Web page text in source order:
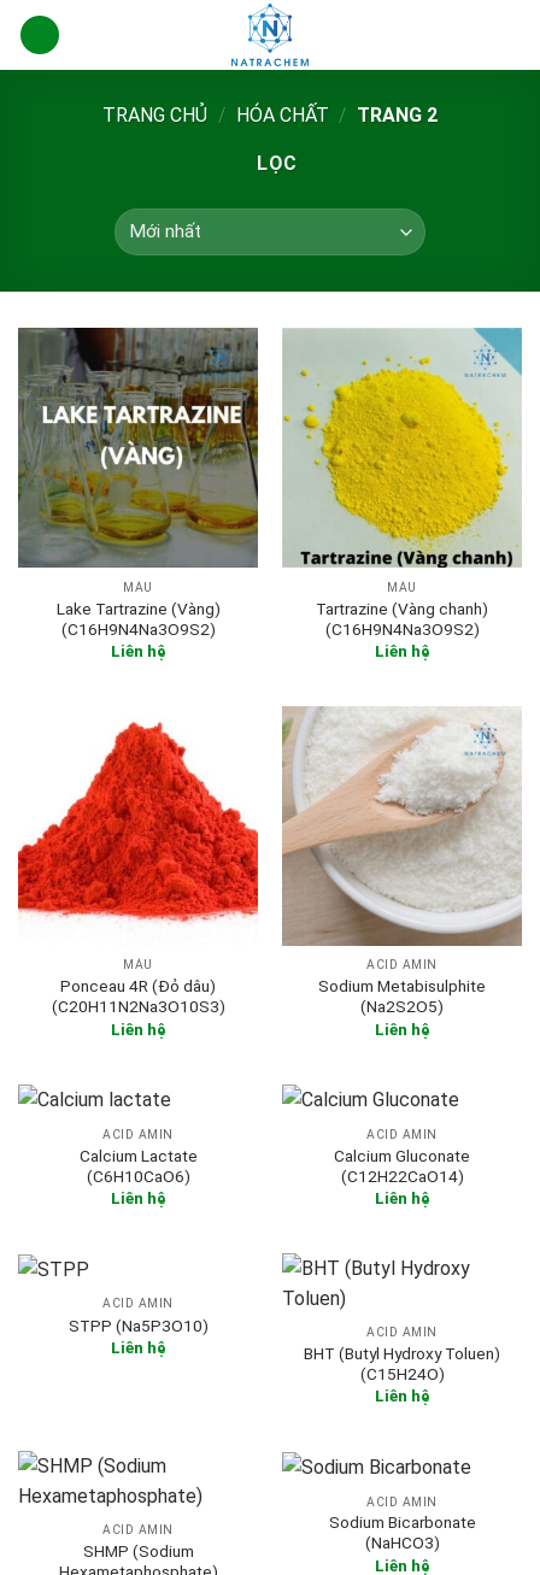
Skip
content
TRANG CHỦ / HÓA CHẤT / TRANG 2
LỌC
MÀU
Lake Tartrazine (Vàng)
(C16H9N4Na3O9S2)
Liên hệ
MÀU
Tartrazine (Vàng chanh)
(C16H9N4Na3O9S2)
Liên hệ
MÀU
Ponceau 4R (Đỏ dâu)
(C20H11N2Na3O10S3)
Liên hệ
ACID AMIN
Sodium Metabisulphite
(Na2S2O5)
Liên hệ
ACID AMIN
Calcium Lactate
(C6H10CaO6)
Liên hệ
ACID AMIN
Calcium Gluconate
(C12H22CaO14)
Liên hệ
ACID AMIN
STPP (Na5P3O10)
Liên hệ
ACID AMIN
BHT (Butyl Hydroxy Toluen)
(C15H24O)
Liên hệ
ACID AMIN
SHMP (Sodium
ACID AMIN
Sodium Bicarbonate
(NaHCO3)
Liên hệ